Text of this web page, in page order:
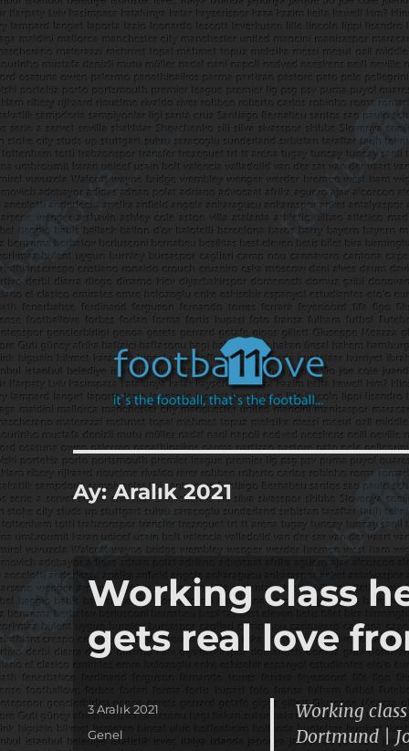
footbaLLove
it's the football, that's the football…
Ay:Aralık 2021
Working class
gets real love
Working
Dortmund |
Yayın
tarihi
3 Aralık 2021
Kategoriler
Genel